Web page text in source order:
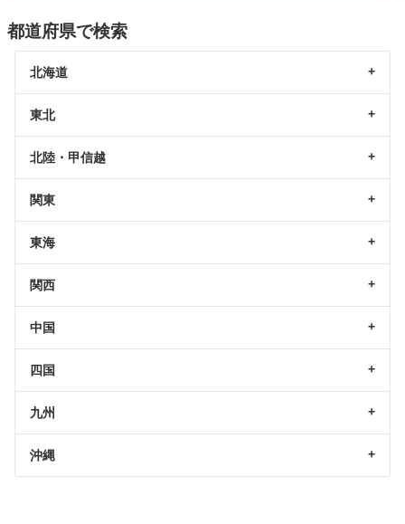
都道府県で検索
北海道
東北
北陸・甲信越
関東
東海
関西
中国
四国
九州
沖縄